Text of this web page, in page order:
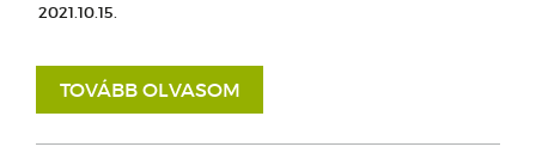
2021.10.15.
TOVÁBB OLVASOM